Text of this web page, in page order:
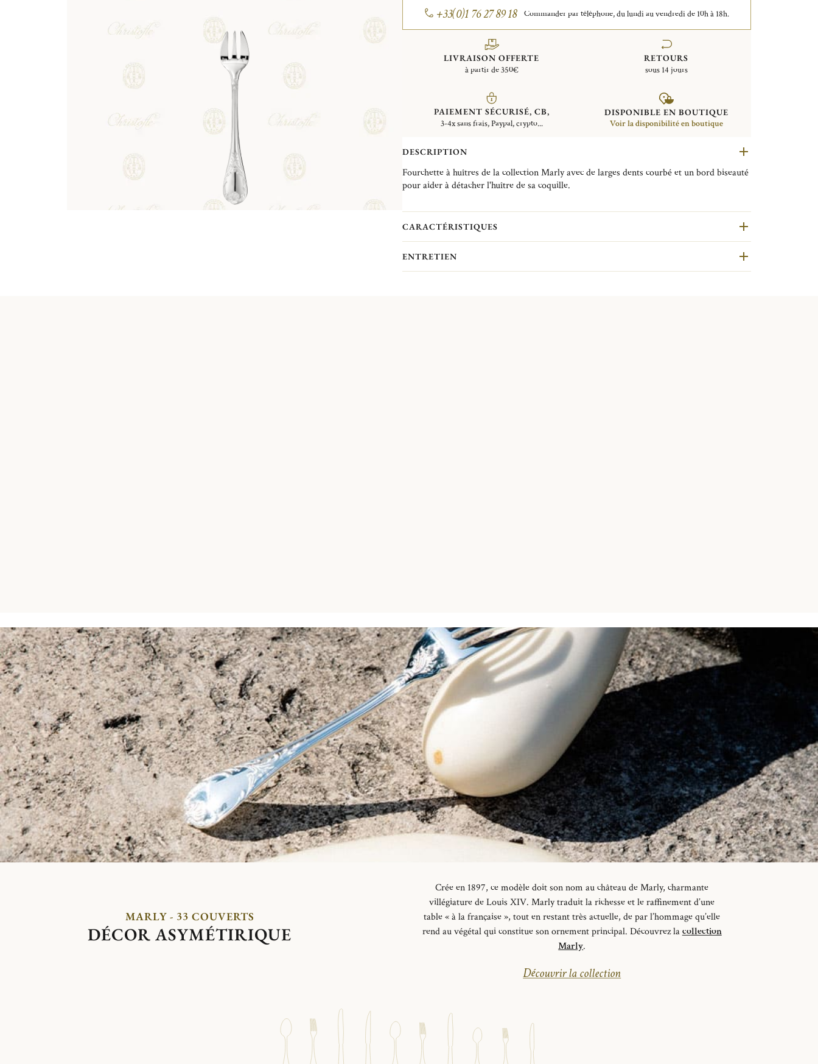
+33(0)1 76 27 89 18 Commander par téléphone, du lundi au vendredi de 10h à 18h.
LIVRAISON OFFERTE
à partir de 350€
RETOURS
sous 14 jours
PAIEMENT SÉCURISÉ, CB,
3-4x sans frais, Paypal, crypto...
DISPONIBLE EN BOUTIQUE
Voir la disponibilité en boutique
DESCRIPTION
Fourchette à huîtres de la collection Marly avec de larges dents courbé et un bord biseauté
pour aider à détacher l'huître de sa coquille.
CARACTÉRISTIQUES
ENTRETIEN
MARLY - 33 COUVERTS
DÉCOR ASYMÉTIRIQUE
Crée en 1897, ce modèle doit son nom au château de Marly, charmante
villégiature de Louis XIV. Marly traduit la richesse et le raffinement d’une
table « à la française », tout en restant très actuelle, deparl’hommage qu’elle
rend au végétal qui constitue son ornement principal. Découvrez lacollection
Marly.
Découvrir la collection